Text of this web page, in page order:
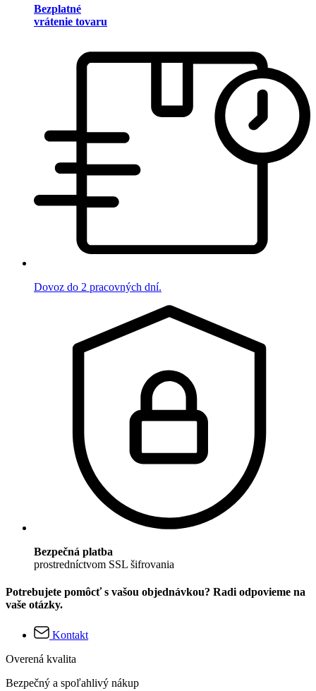
Bezplatné
vrátenie tovaru
Dovoz do 2 pracovných dní.
Bezpečná platba
prostredníctvom SSL šifrovania
Potrebujete pomôcť s vašou objednávkou? Radi odpovieme na
vaše otázky.
Kontakt
Overená kvalita
Bezpečný a spoľahlivý nákup